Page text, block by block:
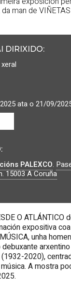
man de
DIRIXIDO:
ata o 21/09/
PALEXCO.
15003A Coruña
O ATLÁNTICO
expositiva
, unha
2020),
A mostra